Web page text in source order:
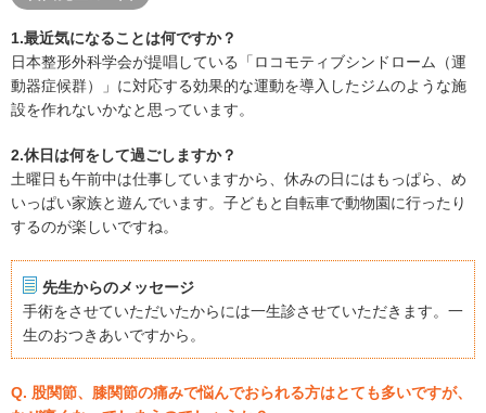
1.最近気になることは何ですか？
日本整形外科学会が提唱している「ロコモティブシンドローム（運
動器症候群）」に対応する効果的な運動を導入したジムのような施
設を作れないかなと思っています。
2.休日は何をして過ごしますか？
土曜日も午前中は仕事していますから、休みの日にはもっぱら、め
いっぱい家族と遊んでいます。子どもと自転車で動物園に行ったり
するのが楽しいですね。
先生からのメッセージ
手術をさせていただいたからには一生診させていただきます。一
生のおつきあいですから。
Q. 股関節、膝関節の痛みで悩んでおられる方はとても多いですが、